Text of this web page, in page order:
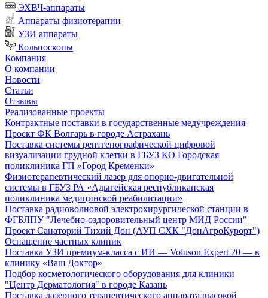
ЭХВЧ-аппараты
Аппараты физиотерапии
УЗИ аппараты
Кольпоскопы
Компания
О компании
Новости
Статьи
Отзывы
Реализованные проекты
Контрактные поставки в государственные медучреждения
Проект ФК Волгарь в городе Астрахань
Поставка системы рентгенографической цифровой
визуализации грудной клетки в ГБУЗ КО Городская
поликлиника ГП «Город Кременки»
Физиотерапевтический лазер для опорно-двигательной
системы в ГБУЗ РА «Адыгейская республиканская
поликлиника медицинской реабилитации»
Поставка радиоволновой электрохирургической станции в
ФГБЛПУ "Лечебно-оздоровительный центр МИД России"
Проект Санаторий Тихий Дон (АУП СХК "ДонАгроКурорт")
Оснащение частных клиник
Поставка УЗИ премиум-класса с ИИ — Voluson Expert 20 — в
клинику «Ваш Доктор»
Подбор косметологического оборудования для клиники
"Центр Дерматология" в городе Казань
Поставка лазерного терапевтического аппарата высокой